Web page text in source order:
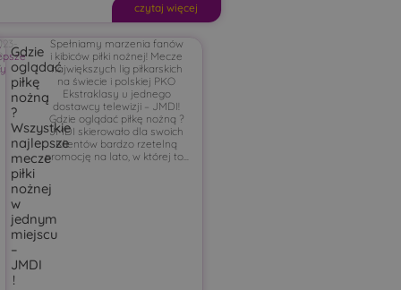
czytaj więcej
,
Gdzie
oglądać
piłkę
nożną
?
Wszystkie
najlepsze
mecze
piłki
nożnej
w
jednym
miejscu
–
JMDI
!
Spełniamy marzenia fanów
i kibiców piłki nożnej! Mecze
największych lig piłkarskich
na świecie i polskiej PKO
Ekstraklasy u jednego
dostawcy telewizji – JMDI!
Gdzie oglądać piłkę nożną ?
JMDI skierowało dla swoich
Klientów bardzo rzetelną
promocję na lato, w której to...